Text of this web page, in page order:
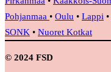
Pohjanmaa • Oulu • Lappi •
SONK • Nuoret Kotkat
© 2024 FSD